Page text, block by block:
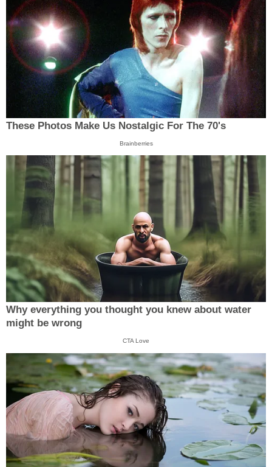
These Photos Make Us Nostalgic For The 70's
Brainberries
Why everything you thought you knew about water
might be wrong
CTA Love